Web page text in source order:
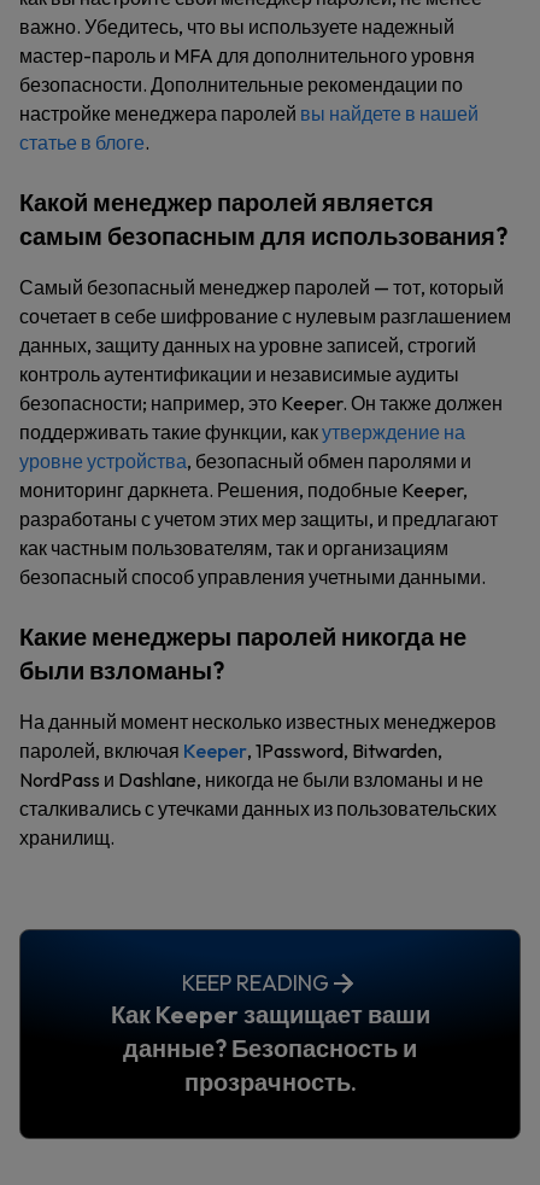
важно. Убедитесь, что вы используете надежный
мастер-пароль и MFA для дополнительного уровня
безопасности. Дополнительные рекомендации по
настройке менеджера паролей вы найдете в нашей
статье в блоге.
Какой менеджер паролей является
самым безопасным для использования?
Самый безопасный менеджер паролей — тот, который
сочетает в себе шифрование с нулевым разглашением
данных, защиту данных на уровне записей, строгий
контроль аутентификации и независимые аудиты
безопасности; например, это Keeper. Он также должен
поддерживать такие функции, какутверждение на
уровне устройства, безопасный обмен паролями и
мониторинг даркнета. Решения, подобные Keeper,
разработаны с учетом этих мер защиты, и предлагают
как частным пользователям, так и организациям
безопасный способ управления учетными данными.
Какие менеджеры паролей никогда не
были взломаны?
На данный момент несколько известных менеджеров
паролей, включая Keeper, 1Password, Bitwarden,
NordPass и Dashlane, никогда не были взломаны и не
сталкивались с утечками данных из пользовательских
хранилищ.
KEEP READING
Как Keeper защищает ваши
данные? Безопасность и
прозрачность.